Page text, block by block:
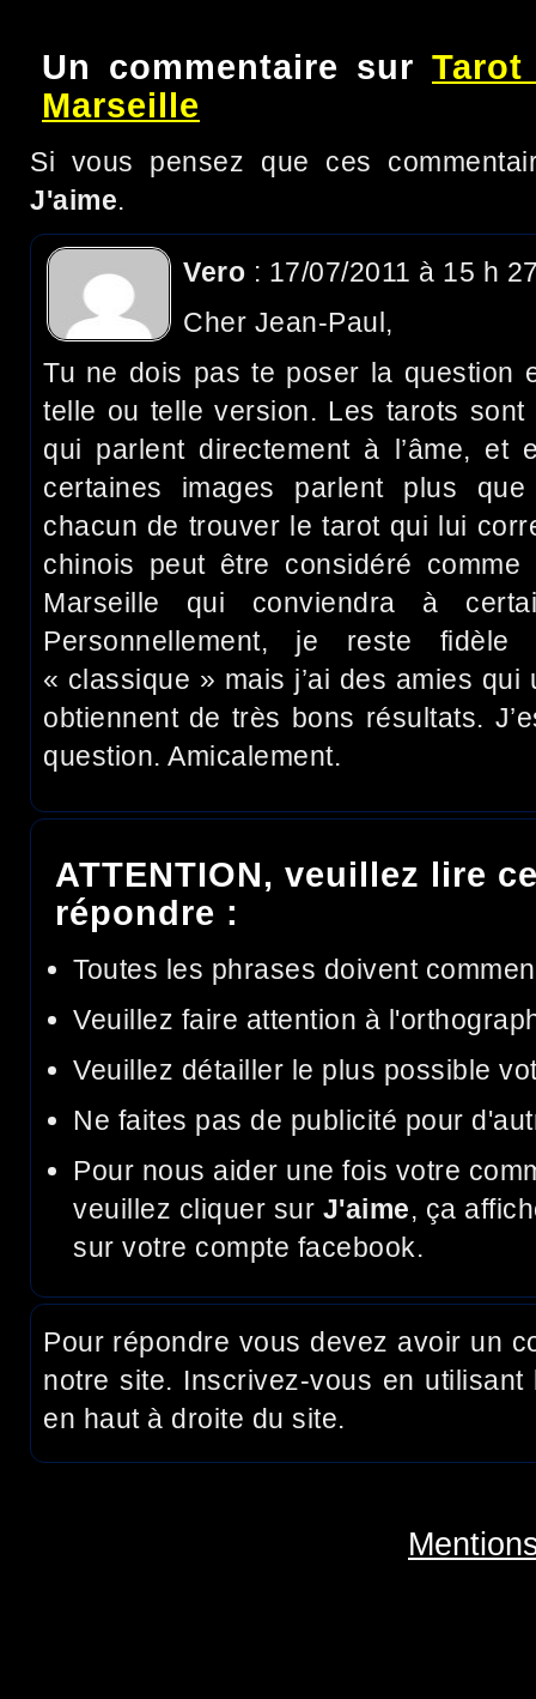
Un commentaire sur
Marseille
Si vous pensez que ces
J'aime.
Vero : 17/07/2011 à 15 h
Cher Jean-Paul,
Tu ne dois pas te poser la question
telle ou telle version. Les tarots
qui parlent directement à l’âme, et
certaines images parlent plus
chacun de trouver le tarot qui lui
chinois peut être considéré
Marseille qui conviendra à
Personnellement, je reste
« classique » mais j’ai des amies
obtiennent de très bons résultats.
question. Amicalement.
ATTENTION, veuillez lire
répondre :
Toutes les phrases doivent
Veuillez faire attention à
Veuillez détailler le plus possible
Ne faites pas de publicité pour
Pour nous aider une fois votre
veuillez cliquer sur J'aime, ça
sur votre compte facebook.
Pour répondre vous devez avoir un
notre site. Inscrivez-vous en
en haut à droite du site.